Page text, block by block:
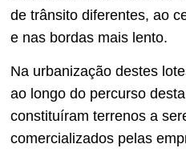
de trânsito diferentes, ao
e nas bordas mais lento.
Na urbanização destes
ao longo do percurso
constituíram terrenos a
comercializados pelas